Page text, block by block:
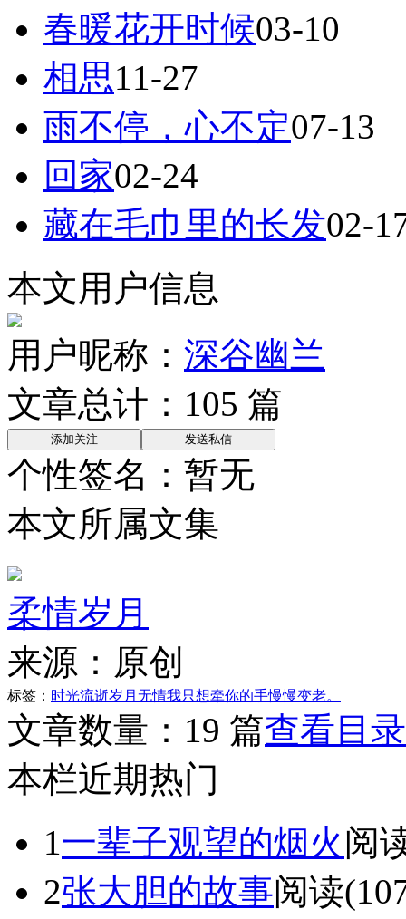
春暖花开时候03-10
相思11-27
雨不停，心不定07-13
回家02-24
藏在毛巾里的长发02-
本文用户信息
用户昵称： 深谷幽兰
文章总计： 105 篇
个性签名： 暂无
本文所属文集
柔情岁月
来源： 原创
标签： 时光流逝岁月无情我只想牵你的手慢慢变老。
文章数量： 19 篇查看目录
本栏近期热门
1一辈子观望的烟火阅
2张大胆的故事阅读